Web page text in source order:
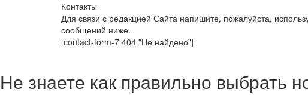
Контакты
Для связи с редакцией Сайта напишите, пожалуйста,
сообщений ниже.
[contact-form-7 404 "Не найдено"]
Не знаете как правильно выбрать